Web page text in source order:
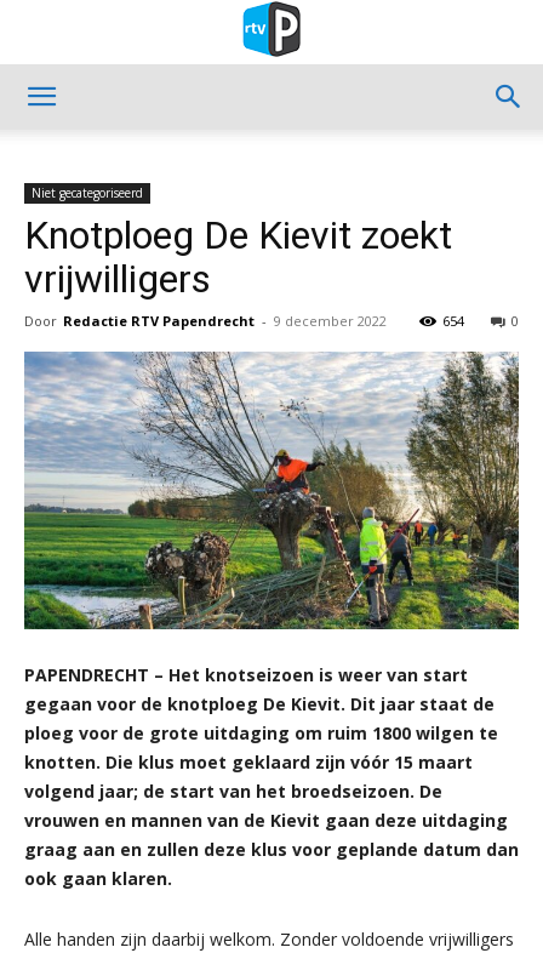
Niet gecategoriseerd
Knotploeg De Kievit zoekt
vrijwilligers
Door Redactie RTV Papendrecht - 9 december 2022 0
654
PAPENDRECHT – Het knotseizoen is weer van start
gegaan voor de knotploeg De Kievit. Dit jaar staat de
ploeg voor de grote uitdaging om ruim 1800 wilgen te
knotten. Die klus moet geklaard zijn vóór 15 maart
volgend jaar; de start van het broedseizoen. De
vrouwen en mannen van de Kievit gaan deze uitdaging
graag aan en zullen deze klus voor geplande datum dan
ook gaan klaren.
Alle handen zijn daarbij welkom. Zonder voldoende vrijwilligers